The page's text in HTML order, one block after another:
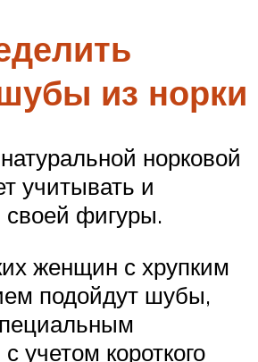
из норки
норковой
учитывать и
своей фигуры.
женщин с хрупким
подойдут шубы,
учетом короткого